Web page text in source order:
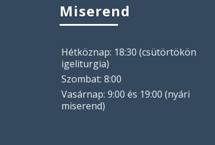
Miserend
Hétköznap: 18:30 (csütörtökön
igeliturgia)
Szombat: 8:00
Vasárnap: 9:00 és 19:00 (nyári
miserend)